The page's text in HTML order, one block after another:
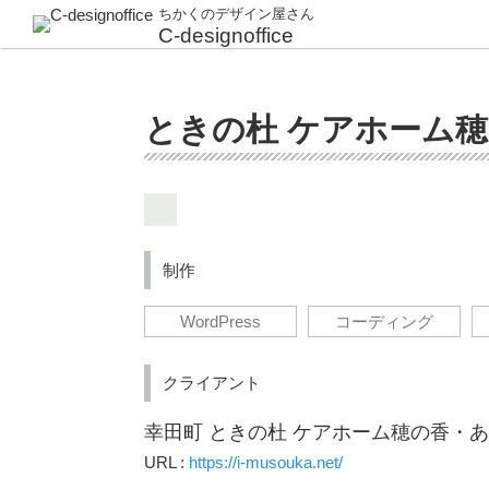
ちかくのデザイン屋さん
C-designoffice
ときの杜 ケアホーム
制作
WordPress コーディング
クライアント
幸田町 ときの杜 ケアホーム穂の香・
URL : https://i-musouka.net/